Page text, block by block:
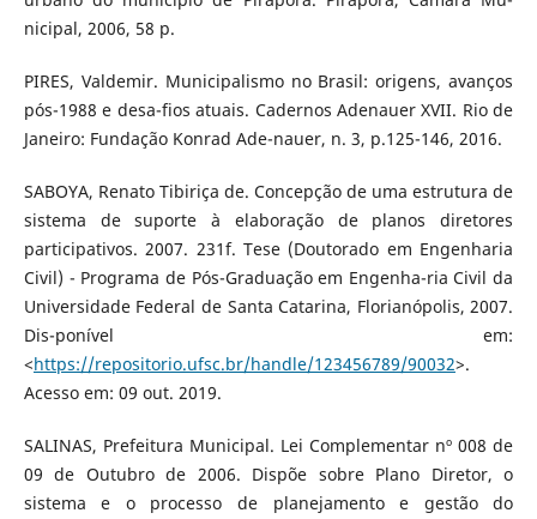
nicipal, 2006, 58 p.
PIRES, Valdemir. Municipalismo no Brasil: origens, avanços
pós-1988 e desa-fios atuais. Cadernos Adenauer XVII. Rio de
Janeiro: Fundação Konrad Ade-nauer, n. 3, p.125-146, 2016.
SABOYA, Renato Tibiriça de. Concepção de uma estrutura de
sistema de suporte à elaboração de planos diretores
participativos. 2007. 231f. Tese (Doutorado em Engenharia
Civil) - Programa de Pós-Graduação em Engenha-ria Civil da
Universidade Federal de Santa Catarina, Florianópolis, 2007.
Dis-ponível em:
<https://repositorio.ufsc.br/handle/123456789/90032>.
Acesso em: 09 out. 2019.
SALINAS, Prefeitura Municipal. Lei Complementar nº 008 de
09 de Outubro de 2006. Dispõe sobre Plano Diretor, o
sistema e o processo de planejamento e gestão do